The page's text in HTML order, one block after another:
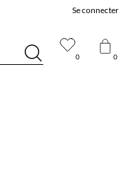
0 0
Se connecter